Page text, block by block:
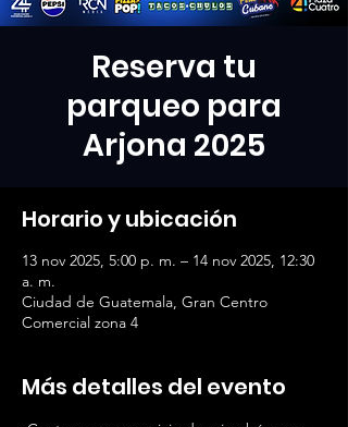
Reserva tu
parqueo para
Arjona 2025
Horario y ubicación
13 nov 2025, 5:00 p. m. – 14 nov 2025, 12:30
a. m.
Ciudad de Guatemala, Gran Centro
Comercial zona 4
Más detalles del evento